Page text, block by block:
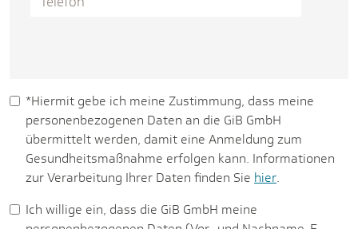
*Hiermit gebe ich meine Zustimmung, dass meine
personenbezogenen Daten an die GiB GmbH
übermittelt werden, damit eine Anmeldung zum
Gesundheitsmaßnahme erfolgen kann. Informationen
zur Verarbeitung Ihrer Daten finden Sie hier.
Ich willige ein, dass die GiB GmbH meine